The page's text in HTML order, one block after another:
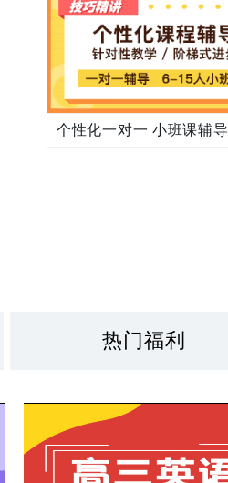
个性化一对一 小班课辅导
热门福利